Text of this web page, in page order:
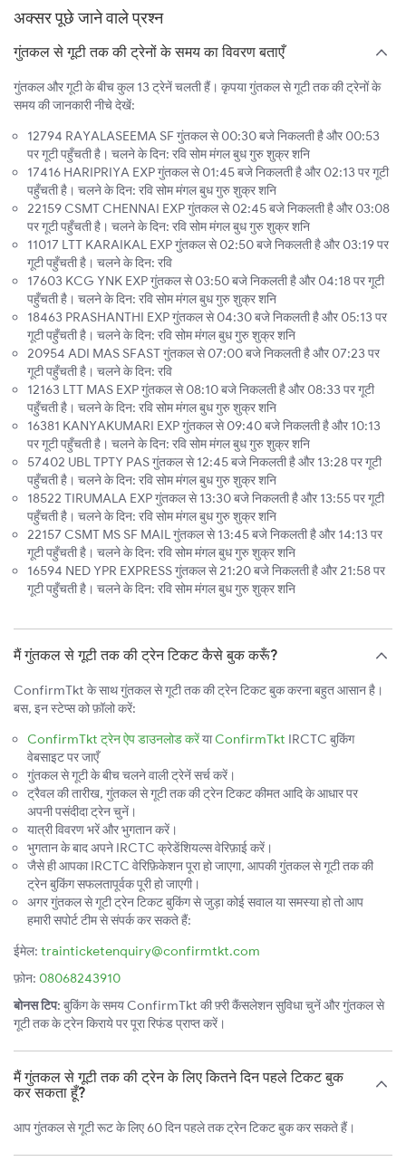
अक्सर पूछे जाने वाले प्रश्न
गुंतकल से गूटी तक की ट्रेनों के समय का विवरण बताएँ
गुंतकल और गूटी के बीच कुल 13 ट्रेनें चलती हैं। कृपया गुंतकल से गूटी तक की ट्रेनों के
समय की जानकारी नीचे देखें:
12794 RAYALASEEMA SF गुंतकल से 00:30 बजे निकलती है और 00:53
पर गूटी पहुँचती है। चलने के दिन: रवि सोम मंगल बुध गुरु शुक्र शनि
17416 HARIPRIYA EXP गुंतकल से 01:45 बजे निकलती है और 02:13 पर गूटी
पहुँचती है। चलने के दिन: रवि सोम मंगल बुध गुरु शुक्र शनि
22159 CSMT CHENNAI EXP गुंतकल से 02:45 बजे निकलती है और 03:08
पर गूटी पहुँचती है। चलने के दिन: रवि सोम मंगल बुध गुरु शुक्र शनि
11017 LTT KARAIKAL EXP गुंतकल से 02:50 बजे निकलती है और 03:19 पर
गूटी पहुँचती है। चलने के दिन: रवि
17603 KCG YNK EXP गुंतकल से 03:50 बजे निकलती है और 04:18 पर गूटी
पहुँचती है। चलने के दिन: रवि सोम मंगल बुध गुरु शुक्र शनि
18463 PRASHANTHI EXP गुंतकल से 04:30 बजे निकलती है और 05:13 पर
गूटी पहुँचती है। चलने के दिन: रवि सोम मंगल बुध गुरु शुक्र शनि
20954 ADI MAS SFAST गुंतकल से 07:00 बजे निकलती है और 07:23 पर
गूटी पहुँचती है। चलने के दिन: रवि
12163 LTT MAS EXP गुंतकल से 08:10 बजे निकलती है और 08:33 पर गूटी
पहुँचती है। चलने के दिन: रवि सोम मंगल बुध गुरु शुक्र शनि
16381 KANYAKUMARI EXP गुंतकल से 09:40 बजे निकलती है और 10:13
पर गूटी पहुँचती है। चलने के दिन: रवि सोम मंगल बुध गुरु शुक्र शनि
57402 UBL TPTY PAS गुंतकल से 12:45 बजे निकलती है और 13:28 पर गूटी
पहुँचती है। चलने के दिन: रवि सोम मंगल बुध गुरु शुक्र शनि
18522 TIRUMALA EXP गुंतकल से 13:30 बजे निकलती है और 13:55 पर गूटी
पहुँचती है। चलने के दिन: रवि सोम मंगल बुध गुरु शुक्र शनि
22157 CSMT MS SF MAIL गुंतकल से 13:45 बजे निकलती है और 14:13 पर
गूटी पहुँचती है। चलने के दिन: रवि सोम मंगल बुध गुरु शुक्र शनि
16594 NED YPR EXPRESS गुंतकल से 21:20 बजे निकलती है और 21:58 पर
गूटी पहुँचती है। चलने के दिन: रवि सोम मंगल बुध गुरु शुक्र शनि
मैं गुंतकल से गूटी तक की ट्रेन टिकट कैसे बुक करूँ?
ConfirmTkt के साथ गुंतकल से गूटी तक की ट्रेन टिकट बुक करना बहुत आसान है।
बस, इन स्टेप्स को फ़ॉलो करें:
ConfirmTkt ट्रेन ऐप डाउनलोड करेंयाConfirmTkt IRCTC बुकिंग
वेबसाइट पर जाएँ
गुंतकल से गूटी के बीच चलने वाली ट्रेनें सर्च करें।
ट्रैवल की तारीख, गुंतकल से गूटी तक की ट्रेन टिकट कीमत आदि के आधार पर
अपनी पसंदीदा ट्रेन चुनें।
यात्री विवरण भरें और भुगतान करें।
भुगतान के बाद अपने IRCTC क्रेडेंशियल्स वेरिफ़ाई करें।
जैसे ही आपका IRCTC वेरिफ़िकेशन पूरा हो जाएगा, आपकी गुंतकल से गूटी तक की
ट्रेन बुकिंग सफलतापूर्वक पूरी हो जाएगी।
अगर गुंतकल से गूटी ट्रेन टिकट बुकिंग से जुड़ा कोई सवाल या समस्या हो तो आप
हमारी सपोर्ट टीम से संपर्क कर सकते हैं:
ईमेल: trainticketenquiry@confirmtkt.com
फ़ोन: 08068243910
बोनस टिप: बुकिंग के समय ConfirmTkt की फ़्री कैंसलेशन सुविधा चुनें और गुंतकल से
गूटी तक के ट्रेन किराये पर पूरा रिफंड प्राप्त करें।
मैं गुंतकल से गूटी तक की ट्रेन के लिए कितने दिन पहले टिकट बुक
कर सकता हूँ?
आप गुंतकल से गूटी रूट के लिए 60 दिन पहले तक ट्रेन टिकट बुक कर सकते हैं।